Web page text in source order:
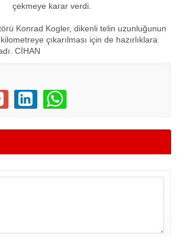
çekmeye karar verdi.
Konrad Kogler, dikenli telin uzunluğunun
çıkarılması için de hazırlıklara
CİHAN